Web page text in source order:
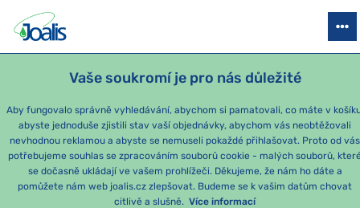
Vaše soukromí je pro nás důležité
Aby fungovalo správně vyhledávání, abychom si pamatovali, co máte v
abyste jednoduše zjistili stav vaší objednávky, abychom vás neobtěžovali
nevhodnou reklamou a abyste se nemuseli pokaždé přihlašovat. Proto od vás
potřebujeme souhlas se zpracováním souborů cookie - malých souborů,
se dočasně ukládají ve vašem prohlížeči. Děkujeme, že nám ho dáte a
pomůžete nám web joalis.cz zlepšovat. Budeme se k vašim datům chovat
citlivě a slušně. Více informací
PRODUKTY PODLE OBTÍŽÍ SEZÓNNÍ BALÍČKY PRO DĚTI
e-shop Joalis Podle obtíží PSYCHIKA Spánek kúra –